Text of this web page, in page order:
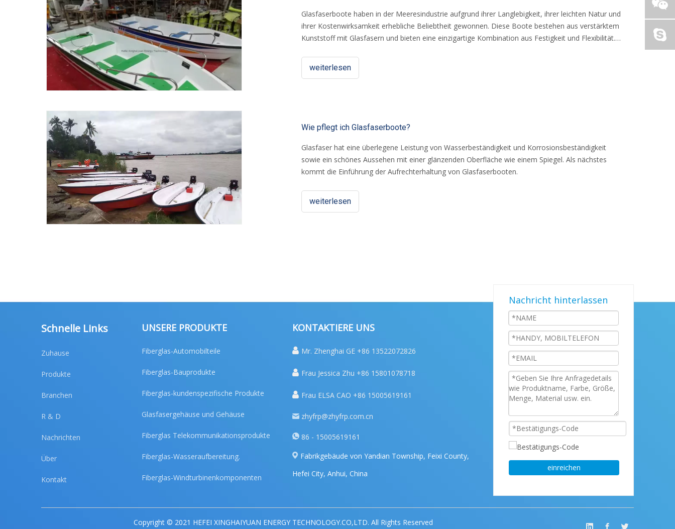
Glasfaserboote haben in der Meeresindustrie aufgrund ihrer Langlebigkeit, ihrer leichten Natur und
ihrer Kostenwirksamkeit erhebliche Beliebtheit gewonnen. Diese Boote bestehen aus verstärktem
Kunststoff mit Glasfasern und bieten eine einzigartige Kombination aus Festigkeit und Flexibilität.
werden wir die Vor- und Nachteile von Glasfaserbooten untersuchen und eine umfassende Analyse
weiterlesen
Wie pflegt ich Glasfaserboote?
Glasfaser hat eine überlegene Leistung von Wasserbeständigkeit und Korrosionsbeständigkeit
sowie ein schönes Aussehen mit einer glänzenden Oberfläche wie einem Spiegel. Als nächstes
kommt die Einführung der Aufrechterhaltung von Glasfaserbooten.
weiterlesen
Schnelle Links
Zuhause
Produkte
Branchen
R & D
Nachrichten
Über
Kontakt
UNSERE PRODUKTE
Fiberglas-Automobilteile
Fiberglas-Bauprodukte
Fiberglas-kundenspezifische Produkte
Glasfasergehäuse und Gehäuse
Fiberglas Telekommunikationsprodukte
Fiberglas-Wasseraufbereitung.
Fiberglas-Windturbinenkomponenten
KONTAKTIERE UNS
 Mr. Zhenghai GE +86 13522072826
 Frau Jessica Zhu +86 15801078718
 Frau ELSA CAO +86 15005619161
zhyfrp@zhyfrp.com.cn
86 - 15005619161
Fabrikgebäude von Yandian Township, Feixi County,
Hefei City, Anhui, China
Nachricht hinterlassen
einreichen
Copyright © 2021 HEFEI XINGHAIYUAN ENERGY TECHNOLOGY.CO,LTD. All Rights Reserved